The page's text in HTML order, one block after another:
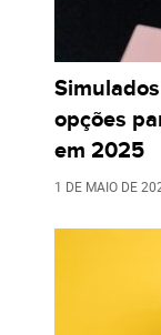
opções
em 2025
1 DE MAIO DE